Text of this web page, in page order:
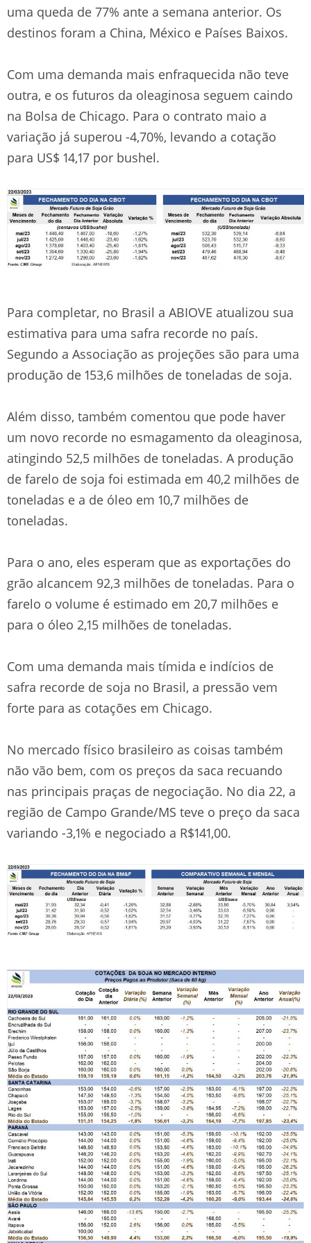
uma queda de 77% ante a semana anterior. Os
destinos foram a China, México e Países Baixos.
Com uma demanda mais enfraquecida não teve
outra, e os futuros da oleaginosa seguem caindo
na Bolsa de Chicago. Para o contrato maio a
variação já superou -4,70%, levando a cotação
para US$ 14,17 por bushel.
Para completar, no Brasil a ABIOVE atualizou sua
estimativa para uma safra recorde no país.
Segundo a Associação as projeções são para uma
produção de 153,6 milhões de toneladas de soja.
Além disso, também comentou que pode haver
um novo recorde no esmagamento da oleaginosa,
atingindo 52,5 milhões de toneladas. A produção
de farelo de soja foi estimada em 40,2 milhões de
toneladas e a de óleo em 10,7 milhões de
toneladas.
Para o ano, eles esperam que as exportações do
grão alcancem 92,3 milhões de toneladas. Para o
farelo o volume é estimado em 20,7 milhões e
para o óleo 2,15 milhões de toneladas.
Com uma demanda mais tímida e indícios de
safra recorde de soja no Brasil, a pressão vem
forte para as cotações em Chicago.
No mercado físico brasileiro as coisas também
não vão bem, com os preços da saca recuando
nas principais praças de negociação. No dia 22, a
região de Campo Grande/MS teve o preço da saca
variando -3,1% e negociado a R$141,00.